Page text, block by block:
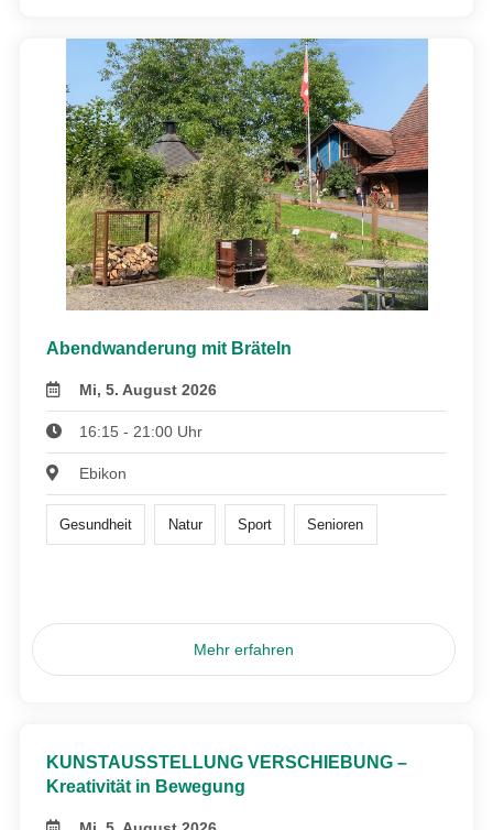
Abendwanderung mit Bräteln
Mi, 5. August 2026
16:15 - 21:00 Uhr
Ebikon
Gesundheit Natur Sport Senioren
Mehr erfahren
KUNSTAUSSTELLUNG VERSCHIEBUNG –
Kreativität in Bewegung